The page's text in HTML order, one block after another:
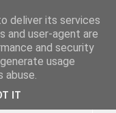
deliver its services
and user-agent are
and security
usage
abuse.
IT